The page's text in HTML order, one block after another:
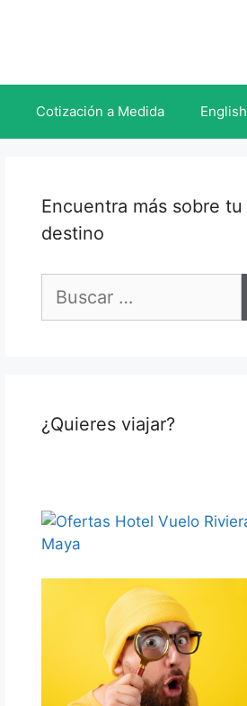
Cotización a Medida English
Encuentra más sobre tu
destino
¿Quieres viajar?